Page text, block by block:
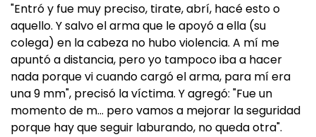
"Entró y fue muy preciso, tirate, abrí, hacé esto o
aquello. Y salvo el arma que le apoyó a ella (su
colega) en la cabeza no hubo violencia. A mí me
apuntó a distancia, pero yo tampoco iba a hacer
nada porque vi cuando cargó el arma, para mí era
una 9 mm", precisó la víctima. Y agregó: "Fue un
momento de m… pero vamos a mejorar la seguridad
porque hay que seguir laburando, no queda otra".